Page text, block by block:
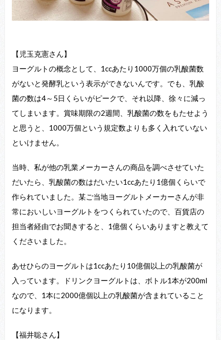
【児玉克憲さん】
ヨーグルトの概念として、1ccあたり1000万個の乳酸菌数
がないと発酵乳という表示ができないんです。でも、乳酸
菌の数は4～5日くらいがピークで、それ以降、徐々に減っ
てしまいます。賞味期限の2週間、乳酸菌の数をもたせよう
と思うと、1000万個という規定数よりも多く入れていない
といけません。
当時、私が他の乳業メーカーさんの商品を調べさせていた
だいたら、乳酸菌の数はだいたい1ccあたり1億個くらいで
作られていました。某ご当地ヨーグルトメーカーさんが非
常においしいヨーグルトをつくられていたので、百貨店の
担当者経由でお聞きすると、1億個くらいありますと教えて
くださいました。
あせひらのヨーグルトは1ccあたり10億個以上の乳酸菌が
入っています。ドリンクヨーグルトは、ボトル1本が200ml
なので、1本に2000億個以上の乳酸菌が含まれていること
になります。
【福井聡さん】